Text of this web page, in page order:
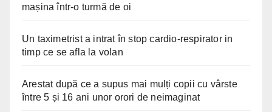
mașina într-o turmă de oi
Un taximetrist a intrat în stop cardio-respirator in
timp ce se afla la volan
Arestat după ce a supus mai mulți copii cu vârste
între 5 și 16 ani unor orori de neimaginat